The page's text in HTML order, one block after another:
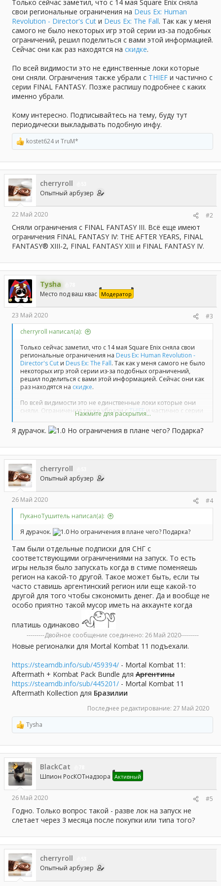
Только сейчас заметил, что с 14 мая Square Enix сняла
свои региональные ограничения на Deus Ex: Human
Revolution - Director's Cut и Deus Ex: The Fall. Так как у меня
самого не было некоторых игр этой серии из-за подобных
ограничений, решил поделиться с вами этой информацией.
Сейчас они как раз находятся на скидке.
По всей видимости это не единственные локи которые
они сняли. Ограничения также убрали с THIEF и частично с
серии FINAL FANTASY. Позже распишу подробнее с каких
именно убрали.
Кому интересно. Подписывайтесь на тему, буду тут
периодически выкладывать подобную инфу.
Р
е
а
к
ц
и
и
:
kostet624и TruM*
cherryroll
Опытный арбузер
22 Май 2020 #2
Сняли ограничения с FINAL FANTASY III. Всё еще имеют
ограничения FINAL FANTASY IV: THE AFTER YEARS, FINAL
FANTASY® XIII-2, FINAL FANTASY XIII и FINAL FANTASY IV.
Tysha
Место под ваш квас Модератор
23 Май 2020
#3
cherryroll написал(а):
Только сейчас заметил, что с 14 мая Square Enix сняла свои
региональные ограничения на Deus Ex: Human Revolution -
Director's Cut и Deus Ex: The Fall. Так как у меня самого не было
некоторых игр этой серии из-за подобных ограничений,
решил поделиться с вами этой информацией. Сейчас они как
раз находятся на скидке.
По всей видимости это не единственные локи которые они
сняли. Ограничения также убрали сTHIEFи частично с серии
FINAL FANTASY. Позже распишу подробнее с каких именно
периодически выкладывать подобную инфу.
Нажмите для раскрытия...
Я дурачок. Но ограничения в плане чего? Подарка?
cherryroll
Опытный арбузер
26 Май 2020
#4
ПуканоТушитель написал(а):
Я дурачок.
Но ограничения в плане чего? Подарка?
Там были отдельные подписки для СНГ с
соответствующими ограничениями на запуск. То есть
игры нельзя было запускать когда в стиме поменяешь
регион на какой-то другой. Такое может быть, если ты
часто ставишь аргентинский регион или еще какой-то
другой для того чтобы сэкономить денег. Да и вообще не
особо приятно такой мусор иметь на аккаунте когда
платишь одинаково
---------Двойное сообщение соединено: 26 Май 2020---------
Новые регионалки для Mortal Kombat 11 подъехали.
https://steamdb.info/sub/459394/ - Mortal Kombat 11:
Aftermath + Kombat Pack Bundle для Аргентины
https://steamdb.info/sub/445201/ - Mortal Kombat 11
Aftermath Kollection для Бразилии
Последнее редактирование: 27 Май 2020
Р
е
а
к
ц
и
и
:
Tysha
BlackCat
Шпион РосКОТнадзора Активный
26 Май 2020 #5
Годно. Только вопрос такой - разве лок на запуск не
слетает через 3 месяца после покупки или типа того?
cherryroll
Опытный арбузер